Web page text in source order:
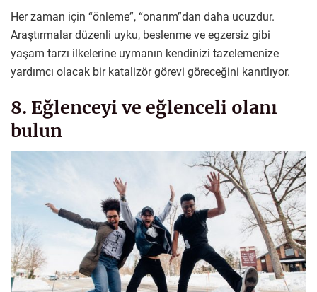
Her zaman için “önleme”, “onarım”dan daha ucuzdur.
Araştırmalar düzenli uyku, beslenme ve egzersiz gibi
yaşam tarzı ilkelerine uymanın kendinizi tazelemenize
yardımcı olacak bir katalizör görevi göreceğini kanıtlıyor.
8. Eğlenceyi ve eğlenceli olanı
bulun